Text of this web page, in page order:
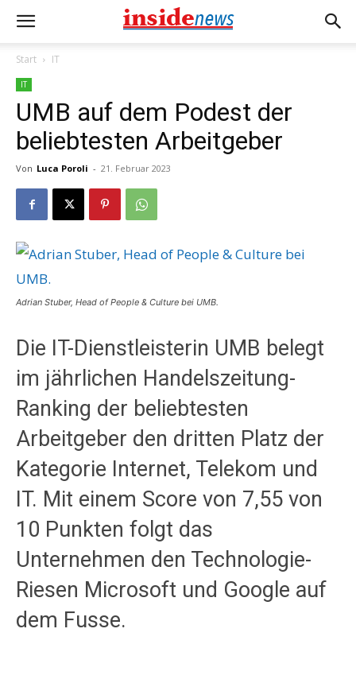
Start IT
IT
UMB auf dem Podest der
beliebtesten Arbeitgeber
Von Luca Poroli - 21. Februar 2023
Adrian Stuber, Head of People & Culture bei UMB.
Die IT-Dienstleisterin UMB belegt
im jährlichen Handelszeitung-
Ranking der beliebtesten
Arbeitgeber den dritten Platz der
Kategorie Internet, Telekom und
IT. Mit einem Score von 7,55 von
10 Punkten folgt das
Unternehmen den Technologie-
Riesen Microsoft und Google auf
dem Fusse.